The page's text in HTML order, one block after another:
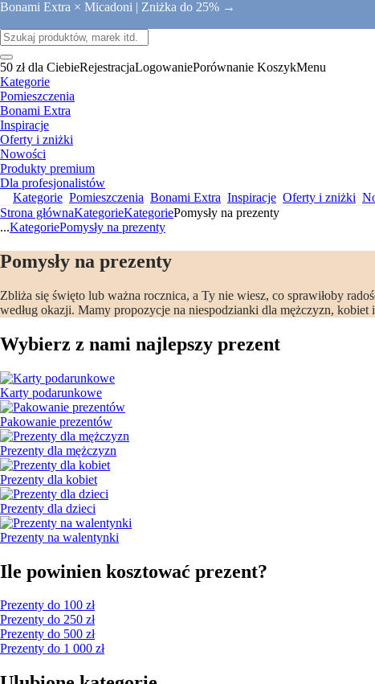
Bonami Extra × Micadoni | Zniżka do 25% →
50 zł dla CiebieRejestracjaLogowaniePorównanie KoszykMenu
Kategorie
Pomieszczenia
Bonami Extra
Inspiracje
Oferty i zniżki
Nowości
Produkty premium
Dla profesjonalistów
Kategorie Pomieszczenia Bonami Extra Inspiracje Oferty i zniżki
Strona głównaKategorieKategoriePomysły na prezenty
...KategoriePomysły na prezenty
Pomysły na prezenty
Zbliża się święto lub ważna rocznica, a Ty nie wiesz, co sprawiłoby
według okazji. Mamy propozycje na niespodzianki dla mężczyzn,
Wybierz z nami najlepszy prezent
Karty podarunkowe
Pakowanie prezentów
Prezenty dla mężczyzn
Prezenty dla kobiet
Prezenty dla dzieci
Prezenty na walentynki
Ile powinien kosztować prezent?
Prezenty do 100 zł
Prezenty do 250 zł
Prezenty do 500 zł
Prezenty do 1 000 zł